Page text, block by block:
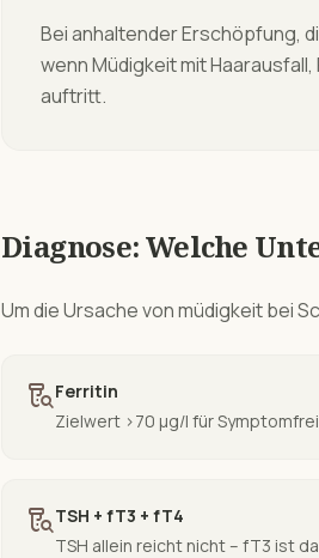
Bei anhaltender Erschöpfung,
wenn Müdigkeit mit
auftritt.
Diagnose: Welche
Um die Ursache vonmüdigkeitbei
lab_researchFerritin
Zielwert >70 µg/l für
lab_researchTSH + fT3 + fT4
TSH allein reicht nicht – fT3 ist